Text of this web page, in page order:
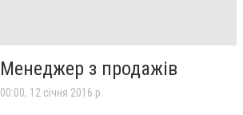
Менеджер з продажів
00:00, 12 січня 2016 р.